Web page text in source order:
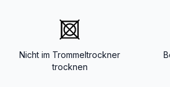
Nicht im Trommeltrockner
trocknen